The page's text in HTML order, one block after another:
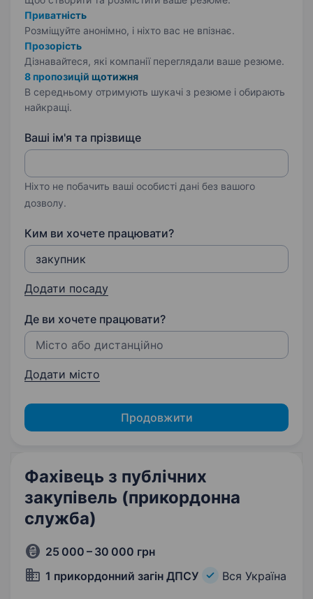
Приватність
Розміщуйте анонімно, і ніхто вас не впізнає.
Прозорість
Дізнавайтеся, які компанії переглядали ваше резюме.
8 пропозицій щотижня
В середньому отримують шукачі з резюме і обирають
найкращі.
Ваші ім'я та прізвище
Ніхто не побачить ваші особисті дані без вашого
дозволу.
Ким ви хочете працювати?
Додати посаду
Де ви хочете працювати?
Додати місто
Продовжити
Фахівець з публічних
закупівель (прикордонна
служба)
25 000 – 30 000 грн
1 прикордонний загін ДПСУ
Вся Україна